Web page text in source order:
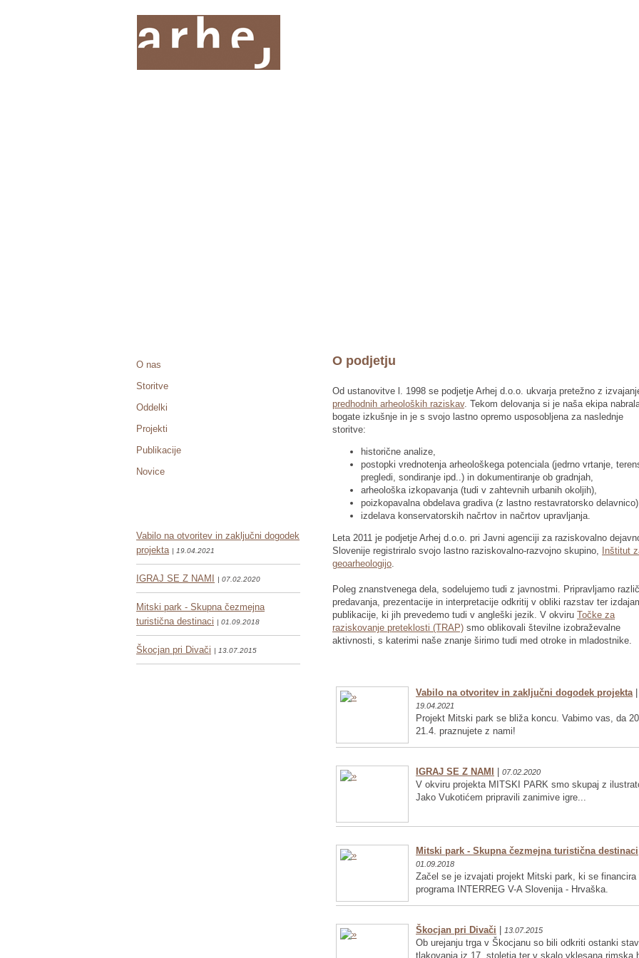
O nas
Storitve
Oddelki
Projekti
Publikacije
Novice
Vabilo na otvoritev in zaključni dogodek
projekta | 19.04.2021
IGRAJ SE Z NAMI | 07.02.2020
Mitski park - Skupna čezmejna
turistična destinaci | 01.09.2018
Škocjan pri Divači | 13.07.2015
O podjetju
Od ustanovitve l. 1998 se podjetje Arhej d.o.o. ukvarja pretežno z
predhodnih arheoloških raziskav. Tekom delovanja si je naša ekipa
bogate izkušnje in je s svojo lastno opremo usposobljena za naslednje
storitve:
historične analize,
postopki vrednotenja arheološkega potenciala (jedrno vrtanje,
pregledi, sondiranje ipd..) in dokumentiranje ob gradnjah,
arheološka izkopavanja (tudi v zahtevnih urbanih okoljih),
poizkopavalna obdelava gradiva (z lastno restavratorsko
izdelava konservatorskih načrtov in načrtov upravljanja.
Leta 2011 je podjetje Arhej d.o.o. pri Javni agenciji za raziskovalno
Slovenije registriralo svojo lastno raziskovalno-razvojno skupino,
Inštitut
geoarheologijo.
Poleg znanstvenega dela, sodelujemo tudi z javnostmi. Pripravljamo
predavanja, prezentacije in interpretacije odkritij v obliki razstav ter
publikacije, ki jih prevedemo tudi v angleški jezik. V okviru Točke za
raziskovanje preteklosti (TRAP) smo oblikovali številne izobraževalne
aktivnosti, s katerimi naše znanje širimo tudi med otroke in mladostnike.
Vabilo na otvoritev in zaključni dogodek projekta|
19.04.2021
Projekt Mitski park se bliža koncu. Vabimo vas, da
21.4. praznujete z nami!
IGRAJ SE Z NAMI 07.02.2020
V okviru projekta MITSKI PARK smo skupaj z
Jako Vukotićem pripravili zanimive igre...
Mitski park - Skupna čezmejna turistična destinaci
01.09.2018
Začel se je izvajati projekt Mitski park, ki se financira
programa INTERREG V-A Slovenija - Hrvaška.
Škocjan pri Divači 13.07.2015
Ob urejanju trga v Škocjanu so bili odkriti ostanki
tlakovanja iz 17. stoletja ter v skalo vklesana rimska